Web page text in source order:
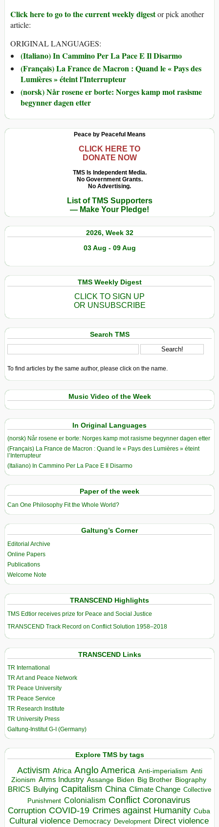
Click here to go to the current weekly digestor pick another
article:
ORIGINAL LANGUAGES:
(Italiano) In Cammino Per La Pace E Il Disarmo
(Français) La France de Macron : Quand le « Pays des
Lumières » éteint l'Interrupteur
(norsk) Når rosene er borte: Norges kamp mot rasisme
begynner dagen etter
Peace by Peaceful Means
CLICK HERE TO
DONATE NOW
TMS Is Independent Media.
No Government Grants.
No Advertising.
List of TMS Supporters
— Make Your Pledge!
2026, Week 32
03 Aug - 09 Aug
TMS Weekly Digest
CLICK TO SIGN UP
OR UNSUBSCRIBE
Search TMS
To find articles by the same author, please click on the name.
Music Video of the Week
In Original Languages
(norsk) Når rosene er borte: Norges kamp mot rasisme begynner dagen etter
(Français) La France de Macron : Quand le « Pays des Lumières » éteint
l’Interrupteur
(Italiano) In Cammino Per La Pace E Il Disarmo
Paper of the week
Can One Philosophy Fit the Whole World?
Galtung’s Corner
Editorial Archive
Online Papers
Publications
Welcome Note
TRANSCEND Highlights
TMS Edtior receives prize for Peace and Social Justice
TRANSCEND Track Record on Conflict Solution 1958–2018
TRANSCEND Links
TR International
TR Art and Peace Network
TR Peace University
TR Peace Service
TR Research Institute
TR University Press
Galtung-Institut G-I (Germany)
Explore TMS by tags
Activism Africa Anglo America Anti-imperialism Anti
Zionism Arms Industry Assange Biden Big Brother Biography
BRICS Bullying Capitalism China Climate Change Collective
Punishment Colonialism Conflict Coronavirus
Corruption COVID-19 Crimes against Humanity Cuba
Cultural violence Democracy Development Direct violence